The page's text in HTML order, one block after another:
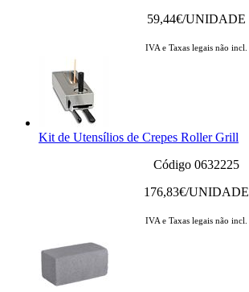
59,44€/UNIDADE
IVA e Taxas legais não incl.
Kit de Utensílios de Crepes Roller Grill
Código 0632225
176,83€/UNIDADE
IVA e Taxas legais não incl.